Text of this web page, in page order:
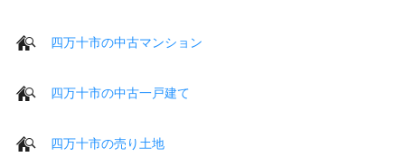
四万十市の中古マンション
四万十市の中古一戸建て
四万十市の売り土地